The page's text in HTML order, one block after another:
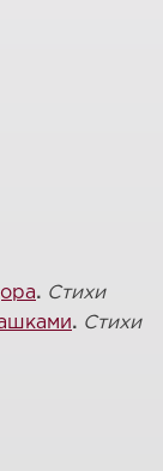
. Стихи
. Стихи